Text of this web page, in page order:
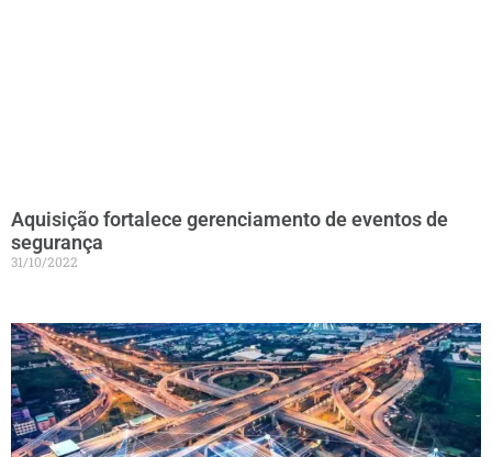
Aquisição fortalece gerenciamento de eventos de
segurança
31/10/2022